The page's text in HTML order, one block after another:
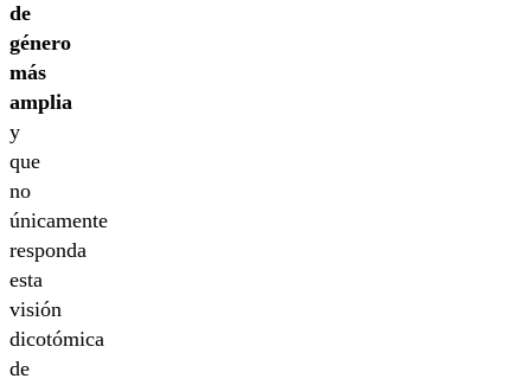
de
género
más
amplia
y
que
no
únicamente
responda
esta
visión
dicotómica
de